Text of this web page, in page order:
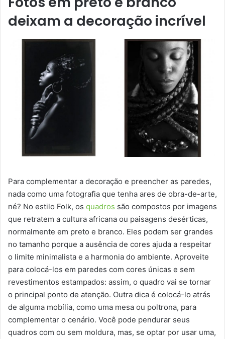
deixam a decoração incrível
Para complementar a decoração e preencher as paredes,
nada como uma fotografia que tenha ares de obra-de-arte,
né? No estilo Folk, os quadros são compostos por imagens
que retratem a cultura africana ou paisagens desérticas,
normalmente em preto e branco. Eles podem ser grandes
no tamanho porque a ausência de cores ajuda a respeitar
o limite minimalista e a harmonia do ambiente. Aproveite
para colocá-los em paredes com cores únicas e sem
revestimentos estampados: assim, o quadro vai se tornar
o principal ponto de atenção. Outra dica é colocá-lo atrás
de alguma mobília, como uma mesa ou poltrona, para
complementar o cenário. Você pode pendurar seus
quadros com ou sem moldura, mas, se optar por usar uma,